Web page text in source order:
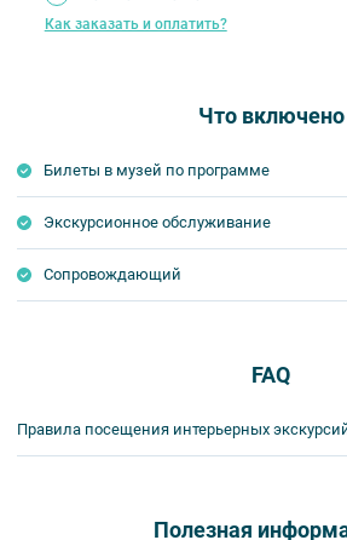
Как заказать и оплатить?
Что включено
Билеты в музей по программе
Экскурсионное обслуживание
Сопровождающий
FAQ
Правила посещения интерьерных
туров. Поэтому, пожалуйста, ознакомьтесь
Полезная